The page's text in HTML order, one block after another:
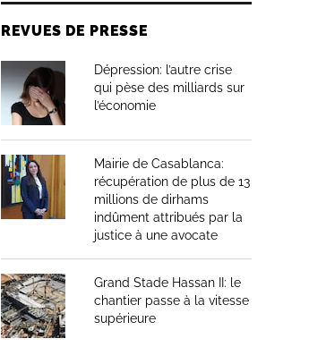
REVUES DE PRESSE
Dépression: l’autre crise
qui pèse des milliards sur
l’économie
Mairie de Casablanca:
récupération de plus de 13
millions de dirhams
indûment attribués par la
justice à une avocate
Grand Stade Hassan II: le
chantier passe à la vitesse
supérieure